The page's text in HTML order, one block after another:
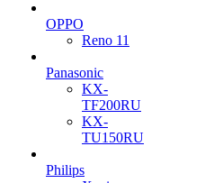
OPPO
Reno 11
Panasonic
KX-
TF200RU
KX-
TU150RU
Philips